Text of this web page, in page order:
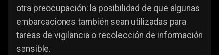
otra preocupación: la posibilidad de que algunas
embarcaciones también sean utilizadas para
tareas de vigilancia o recolección de información
sensible.